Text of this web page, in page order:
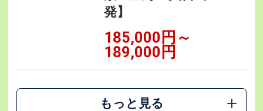
発】
185,000円～
189,000円
もっと見る